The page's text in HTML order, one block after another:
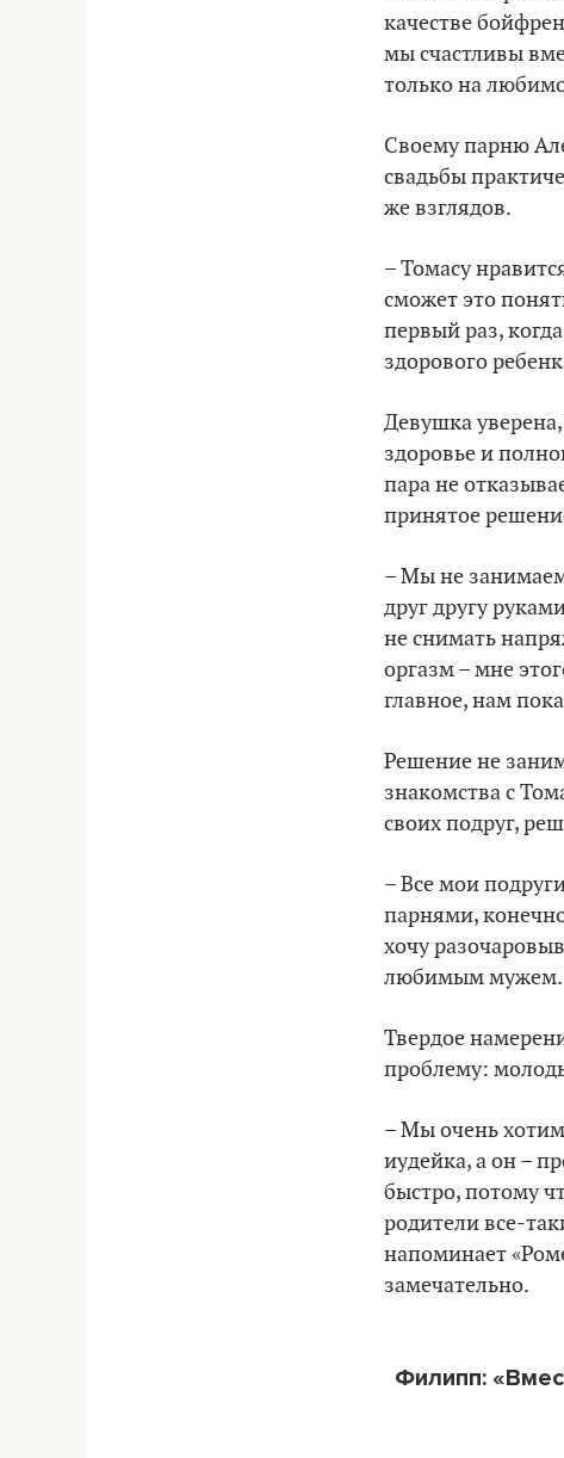
качестве
мы счастливы
только на
Своему парню
свадьбы
же взглядов.
– Томасу
сможет это
первый раз,
здорового
Девушка
здоровье и
пара не
принятое
– Мы не
друг другу
не снимать
оргазм – мне
главное, нам
Решение не
знакомства с
своих подруг,
– Все мои
парнями,
хочу
любимым мужем.
Твердое
проблему:
– Мы очень
иудейка, а он –
быстро, потому
родители все-
напоминает
замечательно.
Филипп: